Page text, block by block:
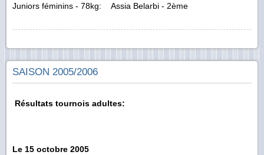
Juniors féminins - 78kg: Assia Belarbi - 2ème
SAISON 2005/2006
Résultats tournois adultes:
Le 15 octobre 2005